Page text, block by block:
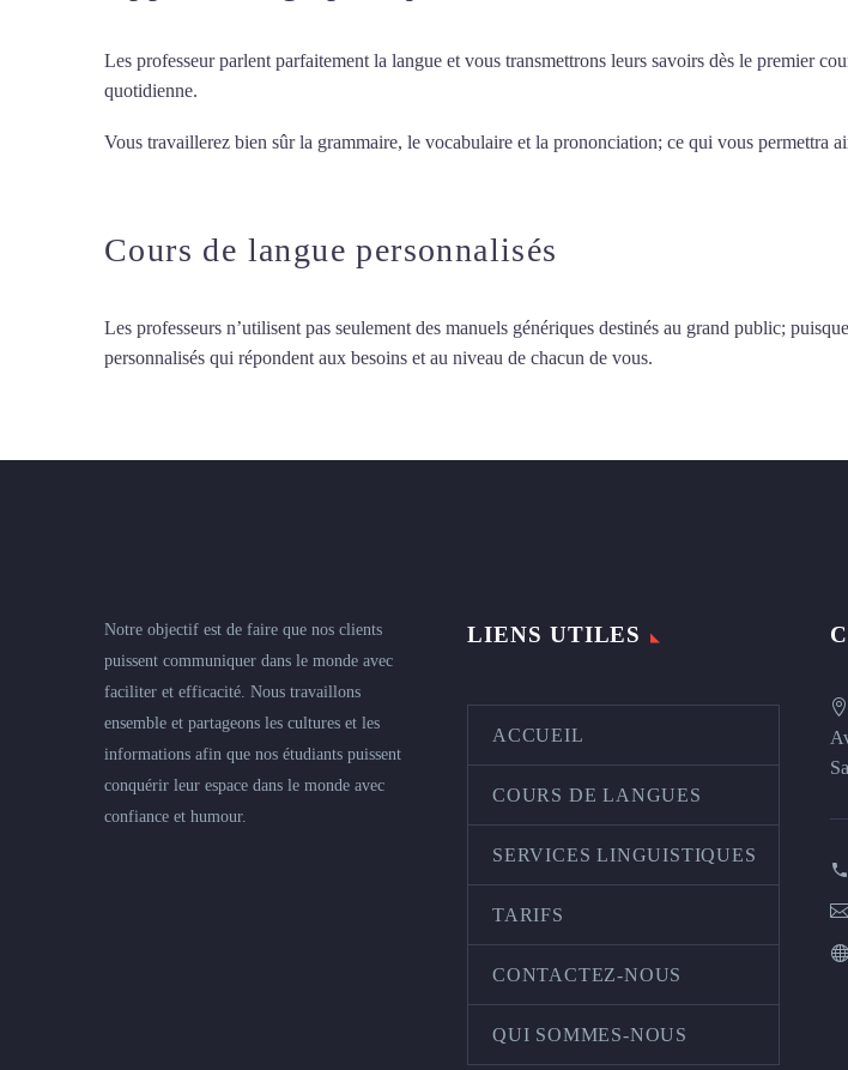
Les professeur parlent parfaitement la langue et vous transmettrons leurs savoirs dès le premier
quotidienne.
Vous travaillerez bien sûr la grammaire, le vocabulaire et la prononciation; ce qui vous permettra
Cours de langue personnalisés
Les professeurs n’utilisent pas seulement des manuels génériques destinés au grand public;
personnalisés qui répondent aux besoins et au niveau de chacun de vous.
Notre objectif est de faire que nos clients
puissent communiquer dans le monde avec
faciliter et efficacité. Nous travaillons
ensemble et partageons les cultures et les
informations afin que nos étudiants puissent
conquérir leur espace dans le monde avec
confiance et humour.
LIENS UTILES
ACCUEIL
COURS DE LANGUES
SERVICES LINGUISTIQUES
TARIFS
CONTACTEZ-NOUS
QUI SOMMES-NOUS